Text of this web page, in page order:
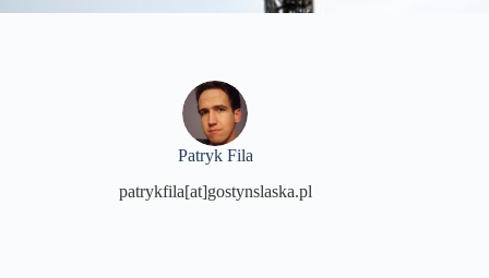
Patryk Fila
patrykfila[at]gostynslaska.pl